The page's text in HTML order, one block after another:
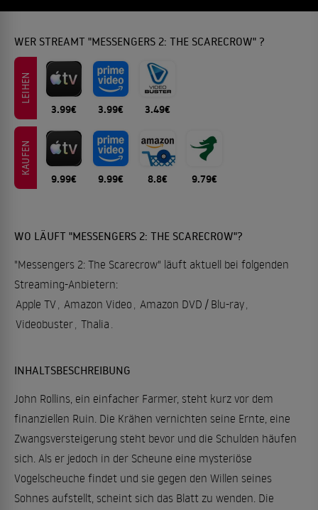
WER STREAMT "MESSENGERS 2: THE SCARECROW" ?
LEIHEN
3.99€ 3.99€ 3.49€
KAUFEN
9.99€ 9.99€ 8.8€ 9.79€
WO LÄUFT "MESSENGERS 2: THE SCARECROW"?
"Messengers 2: The Scarecrow" läuft aktuell bei folgenden
Streaming-Anbietern:
Apple TV, Amazon Video , Amazon DVD / Blu-ray,
Videobuster, Thalia .
INHALTSBESCHREIBUNG
John Rollins, ein einfacher Farmer, steht kurz vor dem
finanziellen Ruin. Die Krähen vernichten seine Ernte, eine
Zwangsversteigerung steht bevor und die Schulden häufen
sich. Als er jedoch in der Scheune eine mysteriöse
Vogelscheuche findet und sie gegen den Willen seines
Sohnes aufstellt, scheint sich das Blatt zu wenden. Die